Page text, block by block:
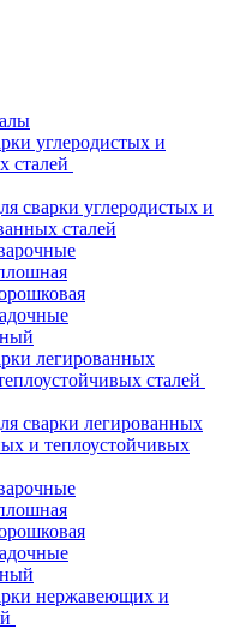
углеродистых и
сталей
сварки углеродистых и
сталей
легированных
сталей
сварки легированных
и теплоустойчивых
нержавеющих и